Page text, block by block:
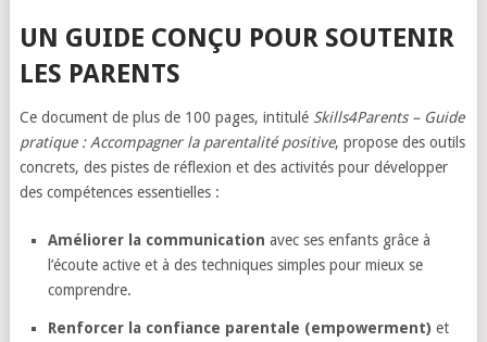
UN GUIDE CONÇU POUR SOUTENIR
LES PARENTS
Ce document de plus de 100 pages, intitulé Skills4Parents – Guide
pratique : Accompagner la parentalité positive, propose des outils
concrets, des pistes de réflexion et des activités pour développer
des compétences essentielles :
Améliorer la communication avec ses enfants grâce à
l’écoute active et à des techniques simples pour mieux se
comprendre.
Renforcer la confiance parentale (empowerment) et